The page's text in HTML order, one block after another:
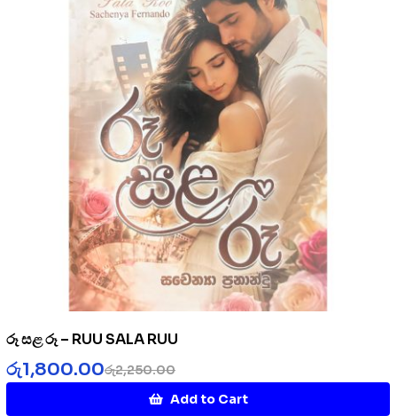
රූ සළ රූ – RUU SALA RUU
රු2,250.00
රු1,800.00
Add to Cart